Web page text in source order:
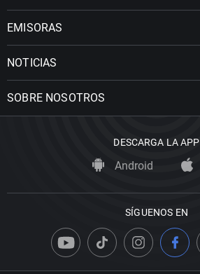
EMISORAS
NOTICIAS
SOBRE NOSOTROS
DESCARGA LA APP
Android
SÍGUENOS EN